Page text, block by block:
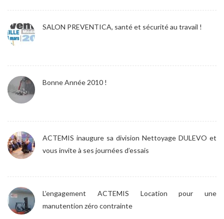
SALON PREVENTICA, santé et sécurité au travail !
Bonne Année 2010 !
ACTEMIS inaugure sa division Nettoyage DULEVO et
vous invite à ses journées d’essais
L’engagement ACTEMIS Location pour une
manutention zéro contrainte